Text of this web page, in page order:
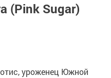
(Pink Sugar)
уроженец Южной